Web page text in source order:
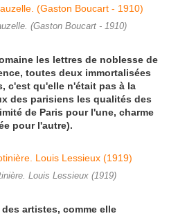
(Gaston Boucart - 1910)
les lettres de noblesse de
toutes deux immortalisées
c'est qu'elle n'était pas à la
des parisiens les qualités des
de Paris pour l'une, charme
pour l'autre).
Louis Lessieux (1919)
artistes, comme elle